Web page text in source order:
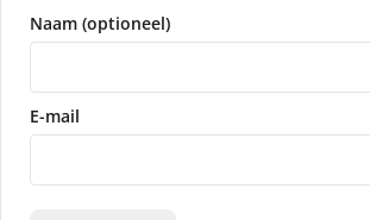
Naam (optioneel)
E-mail